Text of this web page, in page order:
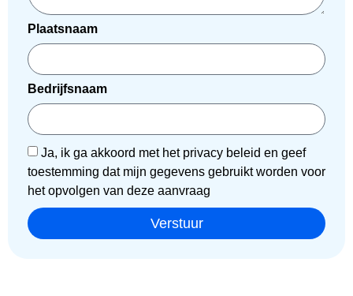
Plaatsnaam
Bedrijfsnaam
Ja, ik ga akkoord met het privacy beleid en geef
toestemming dat mijn gegevens gebruikt worden voor
het opvolgen van deze aanvraag
Verstuur